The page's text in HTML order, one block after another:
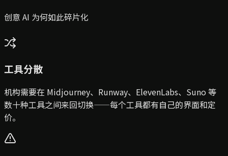
创意 AI 为何如此碎片化
工具分散
机构需要在 Midjourney、Runway、ElevenLabs、Suno 等
数十种工具之间来回切换——每个工具都有自己的界面和定
价。